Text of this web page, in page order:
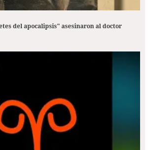
del apocalipsis" asesinaron al doctor